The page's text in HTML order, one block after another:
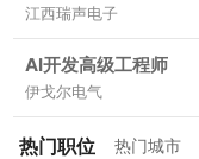
江西瑞声电子
AI开发高级工程师
伊戈尔电气
热门职位 热门城市